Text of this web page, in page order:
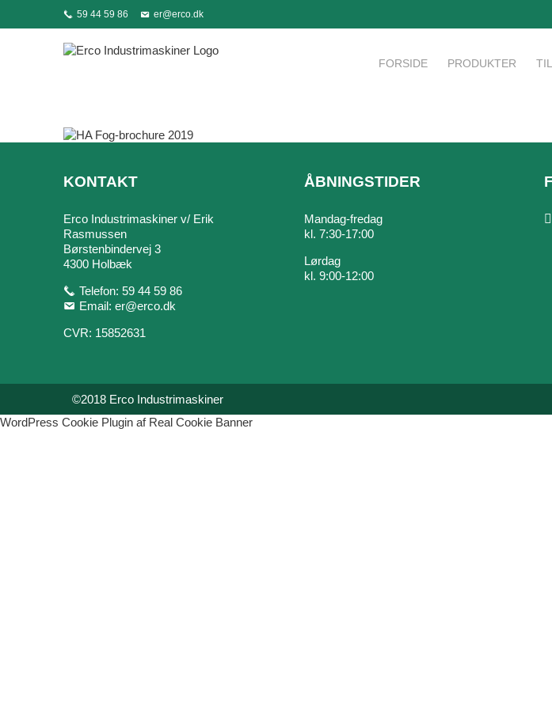
59 44 59 86 er@erco.dk
FORSIDE PRODUKTER
KONTAKT
Erco Industrimaskiner v/ Erik
Rasmussen
Børstenbindervej 3
4300 Holbæk
Telefon: 59 44 59 86
Email: er@erco.dk
CVR: 15852631
ÅBNINGSTIDER
Mandag-fredag
kl. 7:30-17:00
Lørdag
kl. 9:00-12:00
©2018 Erco Industrimaskiner
WordPress Cookie Plugin af Real Cookie Banner